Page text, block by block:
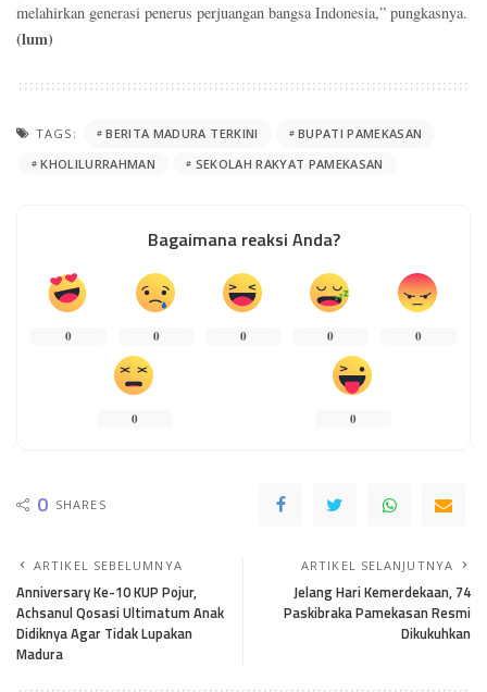
melahirkan generasi penerus perjuangan bangsa Indonesia,” pungkasnya.
(lum)
TAGS: BERITA MADURA TERKINI
BUPATI PAMEKASAN
KHOLILURRAHMAN
SEKOLAH RAKYAT PAMEKASAN
Bagaimana reaksi Anda?
0 0 0 0 0
0 0
0 SHARES
ARTIKEL SEBELUMNYA
Anniversary Ke-10 KUP Pojur,
Achsanul Qosasi Ultimatum Anak
Didiknya Agar Tidak Lupakan
Madura
ARTIKEL SELANJUTNYA
Jelang Hari Kemerdekaan, 74
Paskibraka Pamekasan Resmi
Dikukuhkan